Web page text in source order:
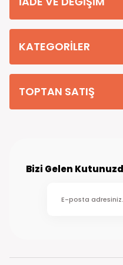
teslim edilmektedir. (kırsal
KATEGORİLER
TOPTAN SATIŞ
Bizi Gelen